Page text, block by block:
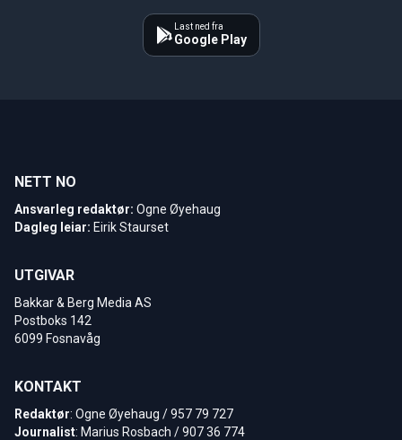
Last ned fra
Google Play
NETT NO
Ansvarleg redaktør: Ogne Øyehaug
Dagleg leiar: Eirik Staurset
UTGIVAR
Bakkar & Berg Media AS
Postboks 142
6099 Fosnavåg
KONTAKT
Redaktør: Ogne Øyehaug / 957 79 727
Journalist: Marius Rosbach / 907 36 774